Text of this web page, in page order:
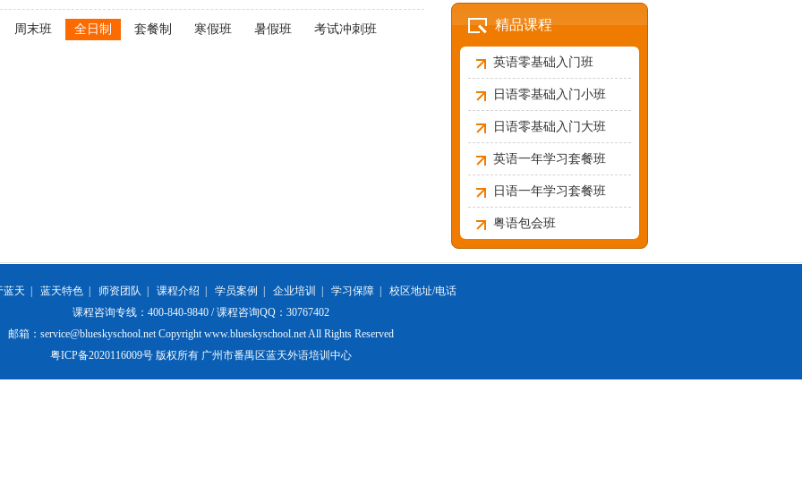
周末班 全日制 套餐制 寒假班 暑假班
考试冲刺班
精品课程
英语零基础入门班
日语零基础入门小班
日语零基础入门大班
英语一年学习套餐班
日语一年学习套餐班
粤语包会班
蓝天 蓝天特色 师资团队 课程介绍 学员案例 企业培训 学习保障
校区地址/电话
课程咨询专线：400-840-9840 / 课程咨询QQ：30767402
邮箱：service@blueskyschool.net Copyright www.blueskyschool.net All Rights Reserved
粤ICP备2020116009号 版权所有 广州市番禺区蓝天外语培训中心